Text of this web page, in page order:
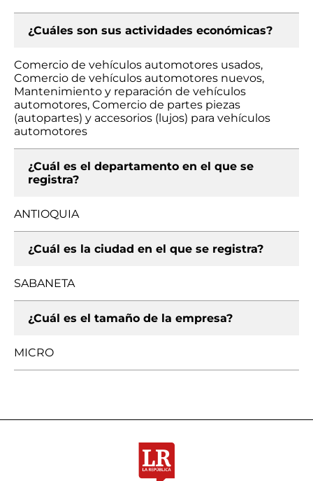
¿Cuáles son sus actividades económicas?
Comercio de vehículos automotores usados,
Comercio de vehículos automotores nuevos,
Mantenimiento y reparación de vehículos
automotores, Comercio de partes piezas
(autopartes) y accesorios (lujos) para vehículos
automotores
¿Cuál es el departamento en el que se
registra?
ANTIOQUIA
¿Cuál es la ciudad en el que se registra?
SABANETA
¿Cuál es el tamaño de la empresa?
MICRO